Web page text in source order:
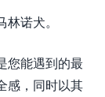
诺犬。
您能遇到的最
感，同时以其